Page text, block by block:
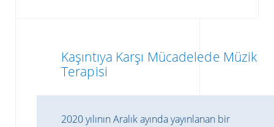
Kaşıntıya Karşı Mücadelede Müzik
Terapisi
2020 yılının Aralık ayında yayınlanan bir